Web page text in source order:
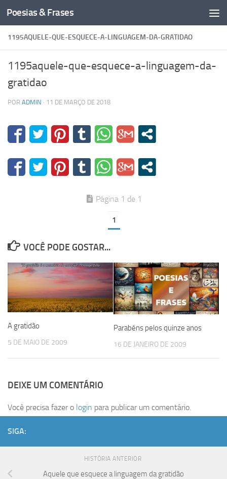
Skip to content
Poesias & Frases
1195AQUELE-QUE-ESQUECE-A-LINGUAGEM-DA-GRATIDAO
1195aquele-que-esquece-a-linguagem-da-
gratidao
POR ADMIN · 11 DE MARÇO DE 2018
Página 1 de 1
1
VOCÊ PODE GOSTAR...
A gratidão
5 DE MAIO DE 2009
Parabéns pelos quinze anos
16 DE JANEIRO DE 2009
DEIXE UM COMENTÁRIO
Você precisa fazer o login para publicar um comentário.
SIGA:
HISTÓRIA ANTERIOR
Aquele que esquece a linguagem da gratidão